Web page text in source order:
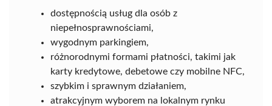
dostępnością usług dla osób z
niepełnosprawnościami,
wygodnym parkingiem,
różnorodnymi formami płatności, takimi jak
karty kredytowe, debetowe czy mobilne NFC,
szybkim i sprawnym działaniem,
atrakcyjnym wyborem na lokalnym rynku